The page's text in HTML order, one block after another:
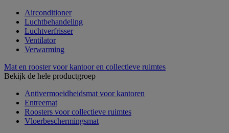
Airconditioner
Luchtbehandeling
Luchtverfrisser
Ventilator
Verwarming
Mat en rooster voor kantoor en collectieve ruimtes
Bekijk de hele productgroep
Antivermoeidheidsmat voor kantoren
Entreemat
Roosters voor collectieve ruimtes
Vloerbeschermingsmat